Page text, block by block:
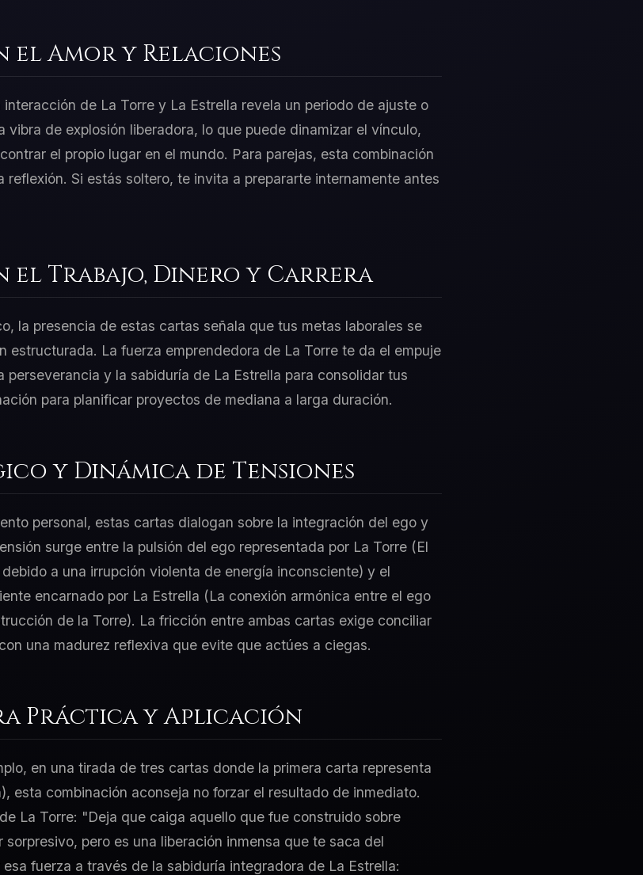
Amor y Relaciones
de La Torre y La Estrella revela un periodo de ajuste o
vibra de explosión liberadora, lo que puede dinamizar el vínculo,
el propio lugar en el mundo. Para parejas, esta combinación
reflexión. Si estás soltero, te invita a prepararte internamente antes
Trabajo, Dinero y Carrera
la presencia de estas cartas señala que tus metas laborales se
estructurada. La fuerza emprendedora de La Torre te da el empuje
perseverancia y la sabiduría de La Estrella para consolidar tus
para planificar proyectos de mediana a larga duración.
y Dinámica de Tensiones
personal, estas cartas dialogan sobre la integración del ego y
surge entre la pulsión del ego representada por La Torre (El
a una irrupción violenta de energía inconsciente) y el
encarnado por La Estrella (La conexión armónica entre el ego
de la Torre). La fricción entre ambas cartas exige conciliar
una madurez reflexiva que evite que actúes a ciegas.
Práctica y Aplicación
en una tirada de tres cartas donde la primera carta representa
esta combinación aconseja no forzar el resultado de inmediato.
La Torre: "Deja que caiga aquello que fue construido sobre
pero es una liberación inmensa que te saca del
fuerza a través de la sabiduría integradora de La Estrella: